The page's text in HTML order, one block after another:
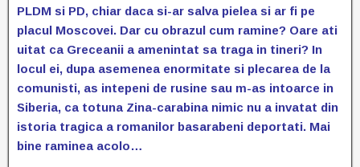
PLDM si PD, chiar daca si-ar salva pielea si ar fi pe
placul Moscovei. Dar cu obrazul cum ramine? Oare ati
uitat ca Greceanii a amenintat sa traga in tineri? In
locul ei, dupa asemenea enormitate si plecarea de la
comunisti, as intepeni de rusine sau m-as intoarce in
Siberia, ca totuna Zina-carabina nimic nu a invatat din
istoria tragica a romanilor basarabeni deportati. Mai
bine raminea acolo…